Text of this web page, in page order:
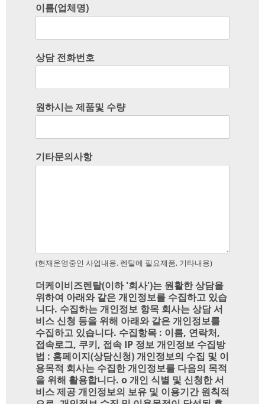
이름(업체명)
상담 전화번호
원하시는 제품및 수량
기타문의사항
(현재운영중인 사업내용. 렌탈에 필요제품, 기타내용)
더케이비즈렌탈(이하 '회사')는 원활한 상담을
위하여 아래와 같은 개인정보를 수집하고 있습
니다. 수집하는 개인정보 항목 회사는 상담 서
비스 신청 등을 위해 아래와 같은 개인정보를
수집하고 있습니다. 수집항목 : 이름, 연락처,
접속로그, 쿠키, 접속 IP 정보 개인정보 수집방
법 : 홈페이지(상담신청) 개인정보의 수집 및 이
용목적 회사는 수집한 개인정보를 다음의 목적
을 위해 활용합니다. ο 개인 식별 및 신청한 서
비스 제공 개인정보의 보유 및 이용기간 원칙적